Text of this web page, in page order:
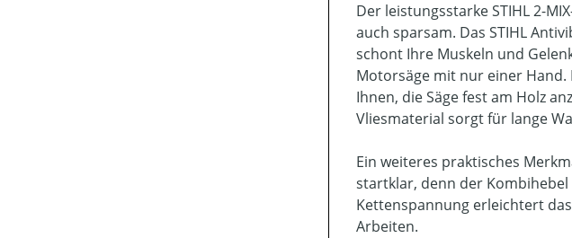
Der leistungsstarke STIHL 2-
auch sparsam. Das STIHL
schont Ihre Muskeln und
Motorsäge mit nur einer
Ihnen, die Säge fest am Holz
Vliesmaterial sorgt für lange
Ein weiteres praktisches
startklar, denn der
Kettenspannung erleichtert
Arbeiten.